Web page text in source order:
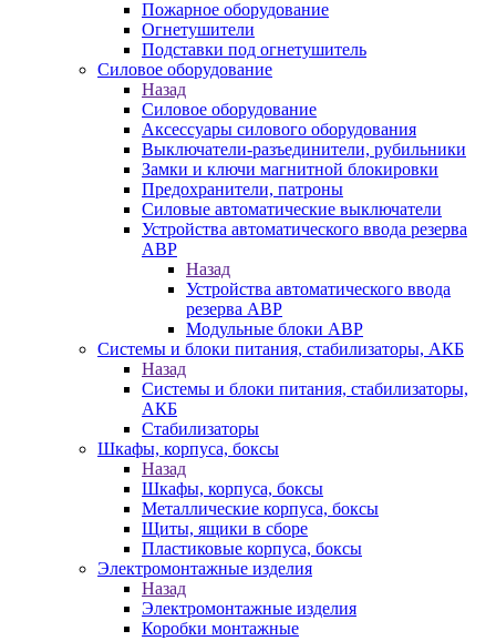
Пожарное оборудование
Огнетушители
Подставки под огнетушитель
Силовое оборудование
Назад
Силовое оборудование
Аксессуары силового оборудования
Выключатели-разъединители, рубильники
Замки и ключи магнитной блокировки
Предохранители, патроны
Силовые автоматические выключатели
Устройства автоматического ввода резерва
АВР
Назад
Устройства автоматического ввода
резерва АВР
Модульные блоки АВР
Системы и блоки питания, стабилизаторы, АКБ
Назад
Системы и блоки питания, стабилизаторы,
АКБ
Стабилизаторы
Шкафы, корпуса, боксы
Назад
Шкафы, корпуса, боксы
Металлические корпуса, боксы
Щиты, ящики в сборе
Пластиковые корпуса, боксы
Электромонтажные изделия
Назад
Электромонтажные изделия
Коробки монтажные